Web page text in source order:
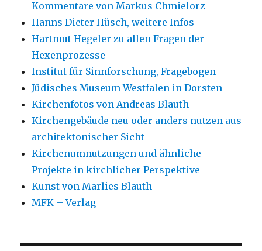
Kommentare von Markus Chmielorz
Hanns Dieter Hüsch, weitere Infos
Hartmut Hegeler zu allen Fragen der
Hexenprozesse
Institut für Sinnforschung, Fragebogen
Jüdisches Museum Westfalen in Dorsten
Kirchenfotos von Andreas Blauth
Kirchengebäude neu oder anders nutzen aus
architektonischer Sicht
Kirchenumnutzungen und ähnliche
Projekte in kirchlicher Perspektive
Kunst von Marlies Blauth
MFK – Verlag